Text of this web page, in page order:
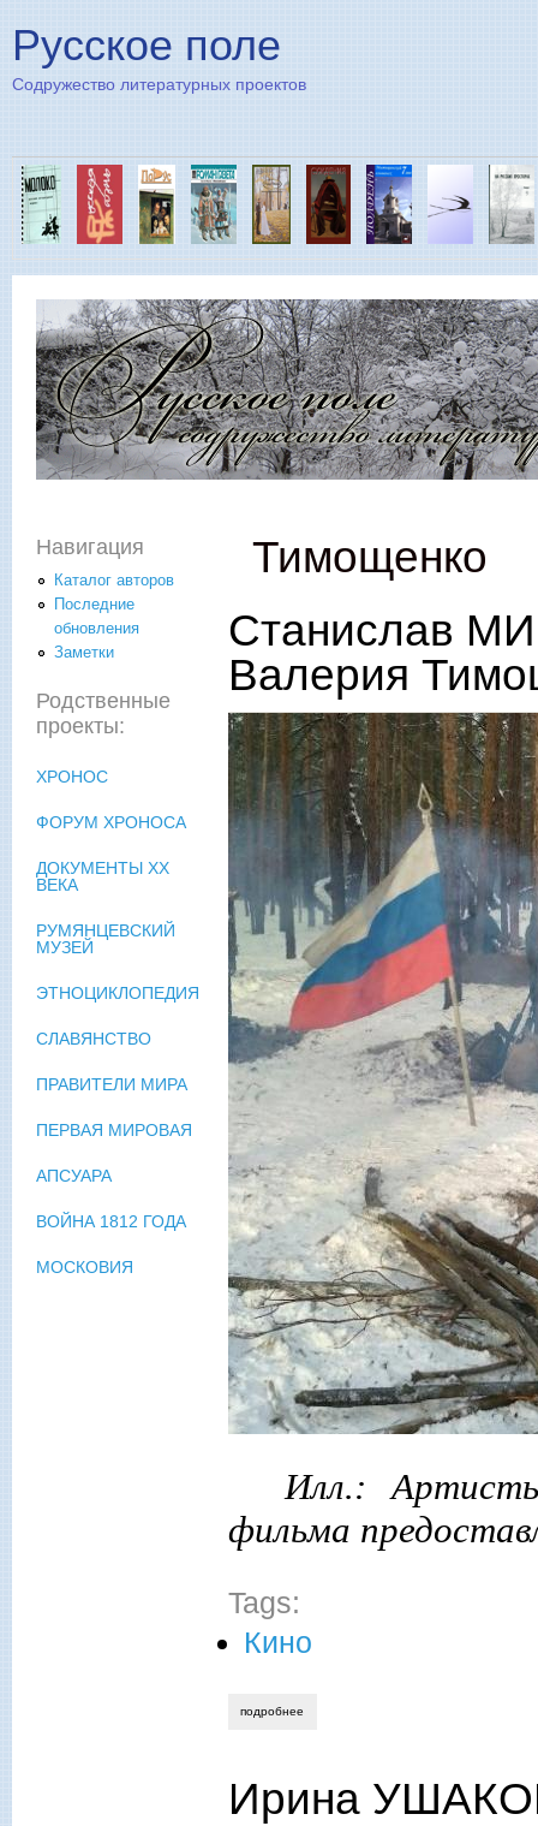
Русское поле
Содружество литературных проектов
Тимощенко
Станислав
Валерия
Илл.:
фильма
Tags:
Кино
подробнее
Ирина
Навигация
Каталог авторов
Последние
обновления
Заметки
Родственные
проекты:
ХРОНОС
ФОРУМ ХРОНОСА
ДОКУМЕНТЫ XX
ВЕКА
РУМЯНЦЕВСКИЙ
МУЗЕЙ
ЭТНОЦИКЛОПЕДИЯ
СЛАВЯНСТВО
ПРАВИТЕЛИ МИРА
ПЕРВАЯ МИРОВАЯ
АПСУАРА
ВОЙНА 1812 ГОДА
МОСКОВИЯ